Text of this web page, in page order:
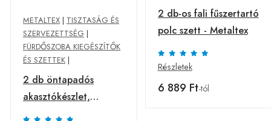
METALTEX | TISZTASÁG ÉS
SZERVEZETTSÉG |
FÜRDŐSZOBA KIEGÉSZÍTŐK
ÉS SZETTEK |
2 db öntapadós
akasztókészlet,
Metaltex, Fleurs,
2 db-os fali fűszertartó
polc szett - Metaltex
Részletek
6 889 Ft-tól